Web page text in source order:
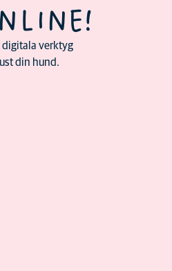
digitala verktyg
din hund.